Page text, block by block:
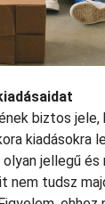
biztos jele,
kiadásokra
jellegű és
nem tudsz